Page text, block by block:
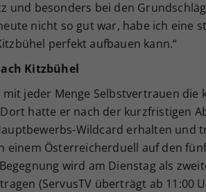
und besonders bei den
nicht so gut war, habe ich eine
perfekt aufbauen kann.“
Kitzbühel
jeder Menge Selbstvertrauen die
hatte er nach der kurzfristigen
Wildcard erhalten und
einem Österreicherduell auf den
wird am Dienstag als
(ServusTV überträgt ab 11:00